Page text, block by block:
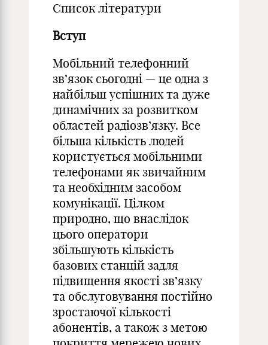
Список літератури
Вступ
Мобільний телефонний
зв’язок сьогодні — це одна з
найбільш успішних та дуже
динамічних за розвитком
областей радіозв’язку. Все
більша кількість людей
користується мобільними
телефонами як звичайним
та необхідним засобом
комунікації. Цілком
природно, що внаслідок
цього оператори
збільшують кількість
базових станцій задля
підвищення якості зв’язку
та обслуговування постійно
зростаючої кількості
абонентів, а також з метою